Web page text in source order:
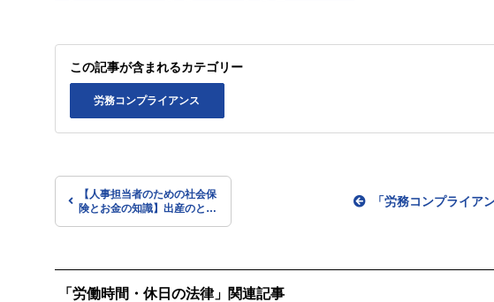
この記事が含まれるカテゴリー
労務コンプライアンス
【人事担当者のための社会保
険とお金の知識】出産のとき
「労務コンプライア
「労働時間・休日の法律」関連記事